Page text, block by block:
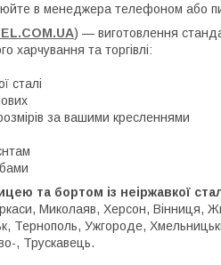
в менеджера телефоном або
) — виготовлення
харчування та торгівлі:
сталі
за вашими кресленнями
та бортом із неіржавкої
Миколаяв, Херсон, Вінниця,
Тернополь, Ужгороде,
, Трускавець.